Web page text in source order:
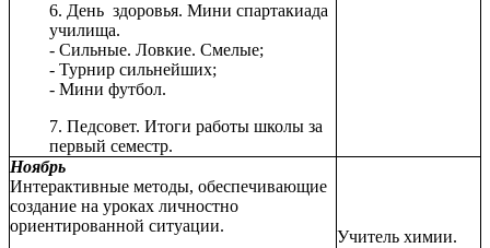
6. День здоровья. Мини спартакиада
училища.
- Сильные. Ловкие. Смелые;
- Турнир сильнейших;
- Мини футбол.
7. Педсовет. Итоги работы школы за
первый семестр.
Ноябрь
Интерактивные методы, обеспечивающие
создание на уроках личностно
ориентированной ситуации.
Учитель химии.